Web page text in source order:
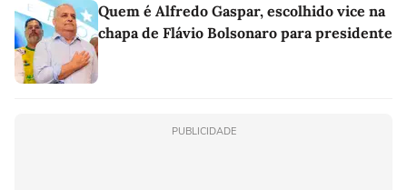
Quem é Alfredo Gaspar, escolhido vice na
chapa de Flávio Bolsonaro para presidente
PUBLICIDADE